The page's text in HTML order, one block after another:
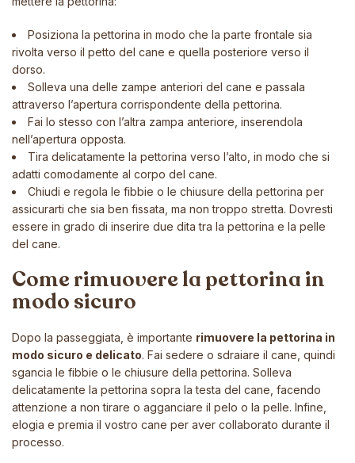
Posiziona la pettorina in modo che la parte frontale sia
rivolta verso il petto del cane e quella posteriore verso il
dorso.
Solleva una delle zampe anteriori del cane e passala
attraverso l’apertura corrispondente della pettorina.
Fai lo stesso con l’altra zampa anteriore, inserendola
nell’apertura opposta.
Tira delicatamente la pettorina verso l’alto, in modo che si
adatti comodamente al corpo del cane.
Chiudi e regola le fibbie o le chiusure della pettorina per
assicurarti che sia ben fissata, ma non troppo stretta. Dovresti
essere in grado di inserire due dita tra la pettorina e la pelle
del cane.
Come rimuovere la pettorina in
modo sicuro
Dopo la passeggiata, è importante rimuovere la pettorina in
modo sicuro e delicato. Fai sedere o sdraiare il cane, quindi
sgancia le fibbie o le chiusure della pettorina. Solleva
delicatamente la pettorina sopra la testa del cane, facendo
attenzione a non tirare o agganciare il pelo o la pelle. Infine,
elogia e premia il vostro cane per aver collaborato durante il
processo.